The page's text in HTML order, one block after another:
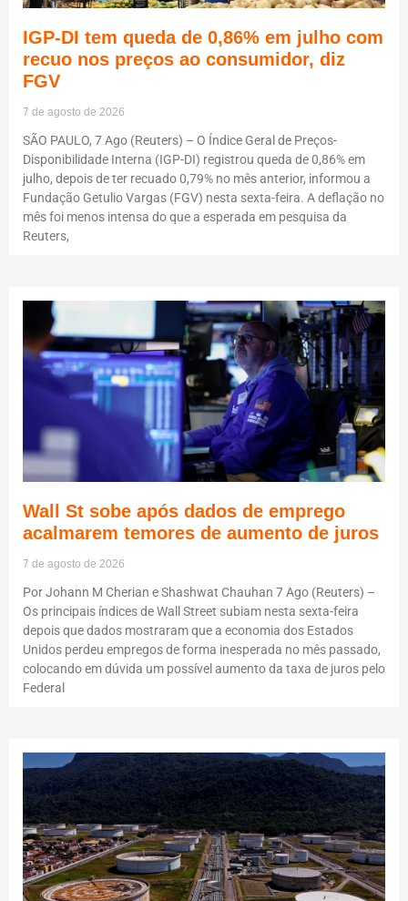
IGP-DI tem queda de 0,86% em julho com
recuo nos preços ao consumidor, diz
FGV
7 de agosto de 2026
SÃO PAULO, 7 Ago (Reuters) – O Índice Geral de Preços-
Disponibilidade Interna (IGP-DI) registrou queda de 0,86% em
julho, depois de ter recuado 0,79% no mês anterior, informou a
Fundação Getulio Vargas (FGV) nesta sexta-feira. A deflação no
mês foi menos intensa do que a esperada em pesquisa da
Reuters,
Wall St sobe após dados de emprego
acalmarem temores de aumento de juros
7 de agosto de 2026
Por Johann M Cherian e Shashwat Chauhan 7 Ago (Reuters) –
Os principais índices de Wall Street subiam nesta sexta-feira
depois que dados mostraram que a economia dos Estados
Unidos perdeu empregos de forma inesperada no mês passado,
colocando em dúvida um possível aumento da taxa de juros pelo
Federal